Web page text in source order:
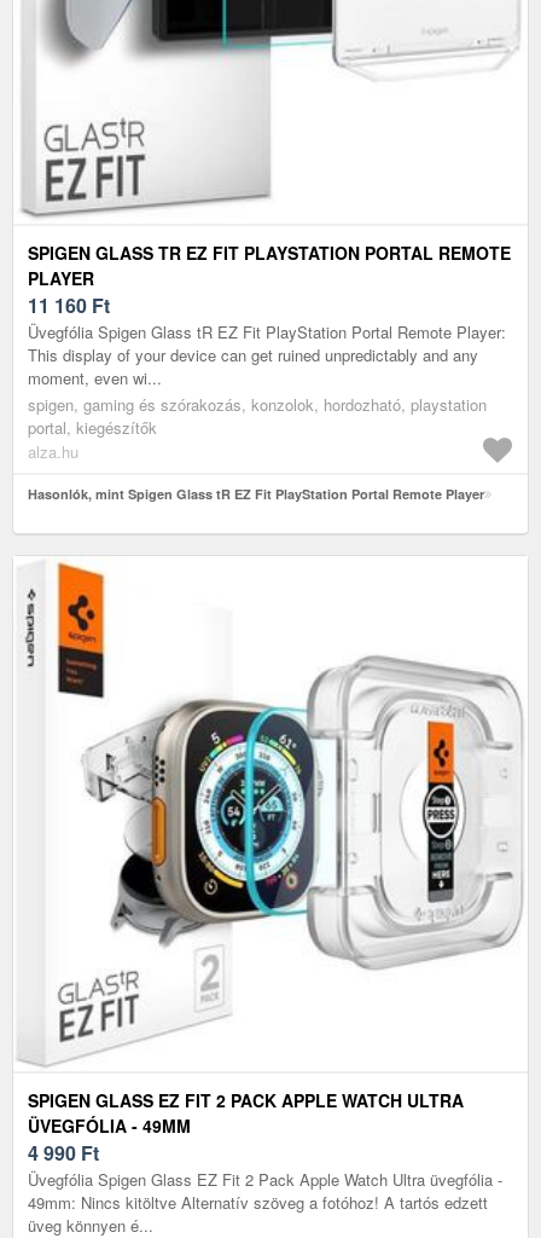
SPIGEN GLASS TR EZ FIT PLAYSTATION PORTAL REMOTE
PLAYER
11 160 Ft
Üvegfólia Spigen Glass tR EZ Fit PlayStation Portal Remote Player:
This display of your device can get ruined unpredictably and any
moment, even wi...
spigen, gaming és szórakozás, konzolok, hordozható, playstation
portal, kiegészítők
alza.hu
Hasonlók, mint Spigen Glass tR EZ Fit PlayStation Portal Remote Player
SPIGEN GLASS EZ FIT 2 PACK APPLE WATCH ULTRA
ÜVEGFÓLIA - 49MM
4 990 Ft
Üvegfólia Spigen Glass EZ Fit 2 Pack Apple Watch Ultra üvegfólia -
49mm: Nincs kitöltve Alternatív szöveg a fotóhoz! A tartós edzett
üveg könnyen é...